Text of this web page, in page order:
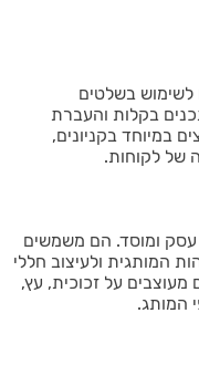
לשימוש בשלטים
בקלות והעברת
במיוחד בקניונים,
של לקוחות.
עסק ומוסד. הם משמשים
המותגית ולעיצוב חללי
מעוצבים על זכוכית, עץ,
המותג.